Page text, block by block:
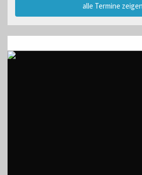
alle Termine zeigen